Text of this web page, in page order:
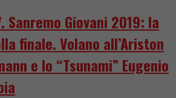
Sanremo Giovani 2019: la
finale. Volano all’Ariston
e lo “Tsunami” Eugenio